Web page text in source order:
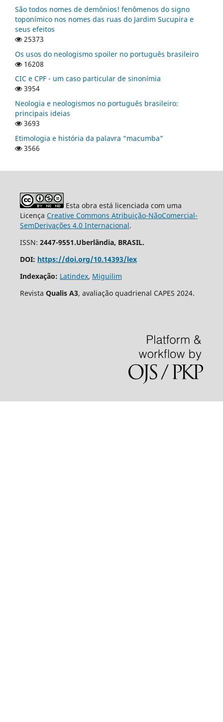
São todos nomes de demônios! fenômenos do signo
toponímico nos nomes das ruas do Jardim Sucupira e
seus efeitos
25373
Os usos do neologismo spoiler no português brasileiro
16208
CIC e CPF - um caso particular de sinonímia
3954
Neologia e neologismos no português brasileiro:
principais ideias
3693
Etimologia e história da palavra “macumba”
3566
Esta obra está licenciada com uma
Licença Creative Commons Atribuição-NãoComercial-
SemDerivações 4.0 Internacional.
ISSN: 2447-9551.Uberlândia, BRASIL.
DOI: https://doi.org/10.14393/lex
Indexação: Latindex, Miguilim
Revista Qualis A3, avaliação quadrienal CAPES 2024.